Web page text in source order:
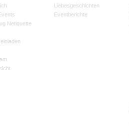
Netiquette
Liebesgeschichten
Eventberichte